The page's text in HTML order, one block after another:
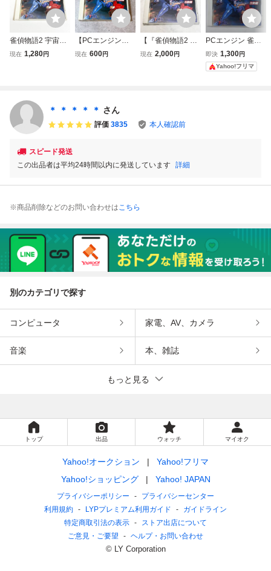
雀偵物語2 宇宙探
偵ディバン 出動編
ーROM2 ①
現在 1,280円
【PCエンジン】
雀偵物語2 宇宙探
現在 600円
【『雀偵物語2 宇
宙探偵ディバン 出
現在 2,000円
PCエンジン 雀偵
物語2 宇宙探偵デ
ィバン 出動編
即決 1,300円
Yahoo!フリマ
＊ ＊ ＊ ＊ ＊ さん
評価 3835 本人確認前
スピード発送
この出品者は平均24時間以内に発送しています 詳細
※商品削除などのお問い合わせはこちら
別のカテゴリで探す
コンピュータ 家電、AV、カメラ
音楽 本、雑誌
もっと見る
トップ 出品 ウォッチ マイオク
Yahoo!オークション
Yahoo!フリマ
Yahoo!ショッピング
Yahoo! JAPAN
プライバシーポリシー
プライバシーセンター
利用規約
LYPプレミアム利用ガイド
ガイドライン
特定商取引法の表示
ストア出店について
ご意見・ご要望
ヘルプ・お問い合わせ
© LY Corporation